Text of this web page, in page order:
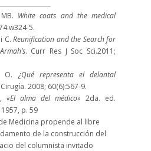
White coats and the medical
5.
C.Reunification and the Search for
. Curr Res J Soc Sci.2011;
O. ¿Qué representa el delantal
2008; 60(6):567-9.
«El alma del médico»2da. ed.
p. 59
Medicina propende al libre
de la construcción del
del columnista invitado